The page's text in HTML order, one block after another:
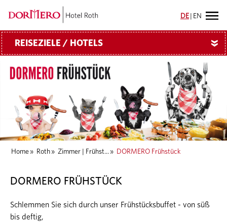
DE EN
REISEZIELE / HOTELS »
Home » Roth » Zimmer | Frühst... » DORMERO Frühstück
DORMERO FRÜHSTÜCK
Schlemmen Sie sich durch unser Frühstücksbuffet - von süß
bis deftig,